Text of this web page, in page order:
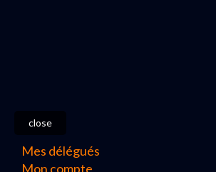
close
Mes délégués
Mon compte